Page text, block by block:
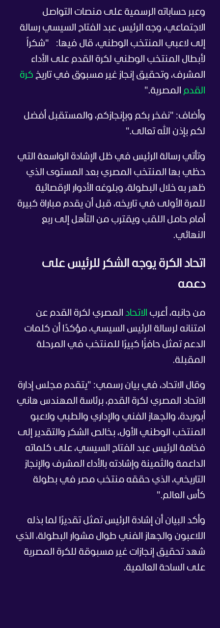
وعبر حساباته الرسمية على منصات التواصل
الاجتماعي، وجه الرئيس عبد الفتاح السيسي رسالة
إلى لاعبي المنتخب الوطني، قال فيها: "شكراً
لأبطال المنتخب الوطني لكرة القدم على الأداء
المشرف، وتحقيق إنجاز غير مسبوق في تاريخ كرة
القدم المصرية."
وأضاف: "نفخر بكم وبإنجازكم، والمستقبل أفضل
لكم بإذن الله تعالى."
وتأتي رسالة الرئيس في ظل الإشادة الواسعة التي
حظي بها المنتخب المصري بعد المستوى الذي
ظهر به خلال البطولة، وبلوغه الأدوار الإقصائية
للمرة الأولى في تاريخه، قبل أن يقدم مباراة كبيرة
أمام حامل اللقب ويقترب من التأهل إلى ربع
النهائي.
اتحاد الكرة يوجه الشكر للرئيس على
دعمه
من جانبه، أعرب الاتحاد المصري لكرة القدم عن
امتنانه لرسالة الرئيس السيسي، مؤكدًا أن كلمات
الدعم تمثل حافزًا كبيرًا للمنتخب في المرحلة
المقبلة.
وقال الاتحاد، في بيان رسمي: "يتقدم مجلس إدارة
الاتحاد المصري لكرة القدم، برئاسة المهندس هاني
أبوريدة، والجهاز الفني والإداري والطبي ولاعبو
المنتخب الوطني الأول، بخالص الشكر والتقدير إلى
فخامة الرئيس عبد الفتاح السيسي، على كلماته
الداعمة والثمينة وإشادته بالأداء المشرف والإنجاز
التاريخي، الذي حققه منتخب مصر في بطولة
كأس العالم."
وأكد البيان أن إشادة الرئيس تمثل تقديرًا لما بذله
اللاعبون والجهاز الفني طوال مشوار البطولة، الذي
شهد تحقيق إنجازات غير مسبوقة للكرة المصرية
على الساحة العالمية.